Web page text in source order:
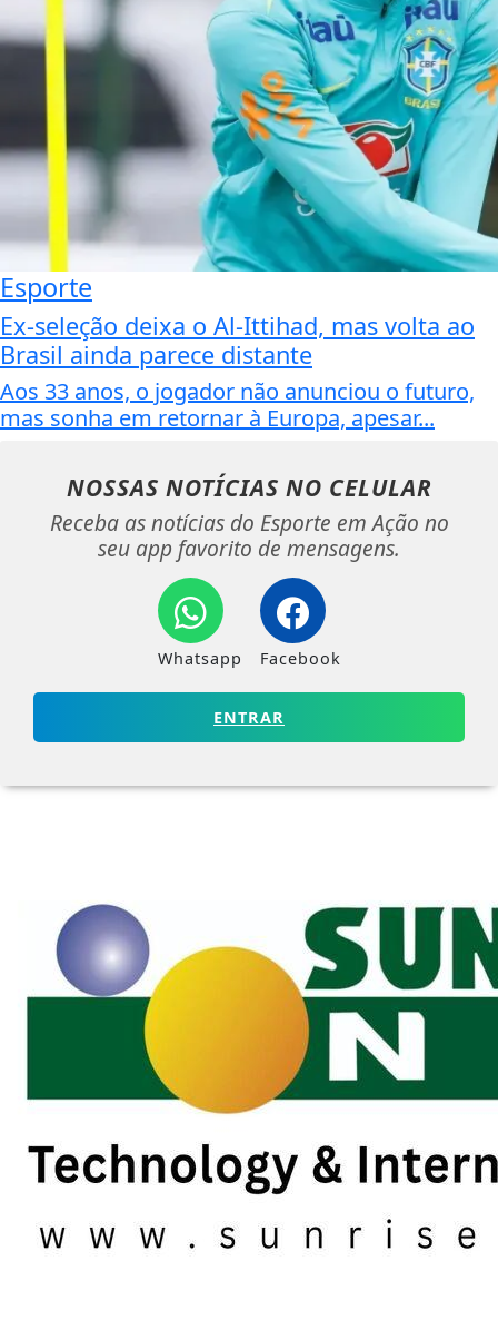
Esporte
Ex-seleção deixa o Al-Ittihad, mas volta ao
Brasil ainda parece distante
Aos 33 anos, o jogador não anunciou o futuro,
mas sonha em retornar à Europa, apesar...
NOSSAS NOTÍCIAS NO CELULAR
Receba as notícias do Esporte em Ação no
seu app favorito de mensagens.
Whatsapp Facebook
ENTRAR